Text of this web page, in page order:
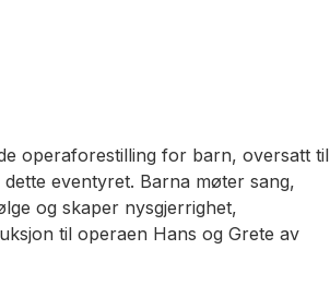
operaforestilling for barn, oversatt til
eventyret. Barna møter sang,
og skaper nysgjerrighet,
til operaen Hans og Grete av